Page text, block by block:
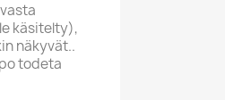
käsitelty),
näkyvät..
todeta